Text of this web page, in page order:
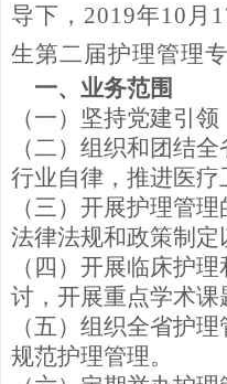
导下， 2019年10月
生第二届护理管理
一、业务范围
（一）坚持党建引
（二）组织和团结
行业自律， 推进医疗
（三）开展护理管
法律法规和政策制定
（四）开展临床护
讨，开展重点学术课
（五）组织全省护
规范护理管理。